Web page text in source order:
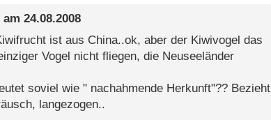
am 24.08.2008
ist aus China..ok, aber der Kiwivogel das
Vogel nicht fliegen, die Neuseeländer
soviel wie " nachahmende Herkunft"?? Bezieht
langezogen..